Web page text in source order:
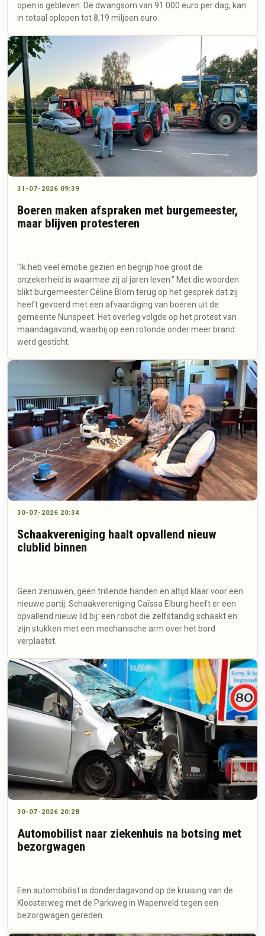
open is gebleven. De dwangsom van 91.000 euro per dag, kan
in totaal oplopen tot 8,19 miljoen euro.
31-07-2026 09:39
Boeren maken afspraken met burgemeester,
maar blijven protesteren
"Ik heb veel emotie gezien en begrijp hoe groot de
onzekerheid is waarmee zij al jaren leven.” Met die woorden
blikt burgemeester Céline Blom terug op het gesprek dat zij
heeft gevoerd met een afvaardiging van boeren uit de
gemeente Nunspeet. Het overleg volgde op het protest van
maandagavond, waarbij op een rotonde onder meer brand
werd gesticht.
30-07-2026 20:34
Schaakvereniging haalt opvallend nieuw
clublid binnen
Geen zenuwen, geen trillende handen en altijd klaar voor een
nieuwe partij. Schaakvereniging Caïssa Elburg heeft er een
opvallend nieuw lid bij: een robot die zelfstandig schaakt en
zijn stukken met een mechanische arm over het bord
verplaatst.
30-07-2026 20:28
Automobilist naar ziekenhuis na botsing met
bezorgwagen
Een automobilist is donderdagavond op de kruising van de
Kloosterweg met de Parkweg in Wapenveld tegen een
bezorgwagen gereden.